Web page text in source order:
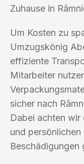
Zuhause in
Um Kosten zu
Umzugskönig
effiziente
Mitarbeiter
sicher nach
Dabei achten wir
und
Beschädigungen